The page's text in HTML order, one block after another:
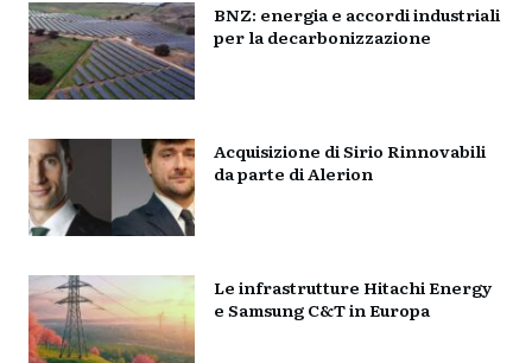
BNZ: energia e accordi industriali
per la decarbonizzazione
Acquisizione di Sirio Rinnovabili
da parte di Alerion
Le infrastrutture Hitachi Energy
e Samsung C&T in Europa